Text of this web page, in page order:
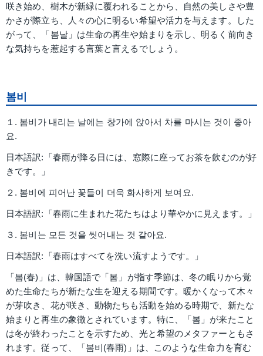
咲き始め、樹木が新緑に覆われることから、自然の美しさや豊
かさが際立ち、人々の心に明るい希望や活力を与えます。した
がって、「봄날」は生命の再生や始まりを示し、明るく前向き
な気持ちを惹起する言葉と言えるでしょう。
봄비
１. 봄비가 내리는 날에는 창가에 앉아서 차를 마시는 것이 좋아
요.
日本語訳:「春雨が降る日には、窓際に座ってお茶を飲むのが好
きです。」
２. 봄비에 피어난 꽃들이 더욱 화사하게 보여요.
日本語訳:「春雨に生まれた花たちはより華やかに見えます。」
３. 봄비는 모든 것을 씻어내는 것 같아요.
日本語訳:「春雨はすべてを洗い流すようです。」
「봄(春)」は、韓国語で「봄」が指す季節は、冬の眠りから覚
めた生命たちが新たな生を迎える期間です。暖かくなって木々
が芽吹き、花が咲き、動物たちも活動を始める時期で、新たな
始まりと再生の象徴とされています。特に、「봄」が来たこと
は冬が終わったことを示すため、光と希望のメタファーともさ
れます。従って、「봄비(春雨)」は、このような生命力を育む